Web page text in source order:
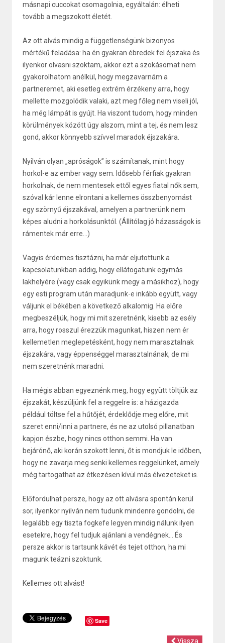
másnapi cuccokat csomagolnia, egyáltalán: élheti
tovább a megszokott életét.
Az ott alvás mindig a függetlenségünk bizonyos
mértékű feladása: ha én gyakran ébredek fel éjszaka és
ilyenkor olvasni szoktam, akkor ezt a szokásomat nem
gyakorolhatom anélkül, hogy megzavarnám a
partneremet, aki esetleg extrém érzékeny arra, hogy
mellette mozgolódik valaki, azt meg főleg nem viseli jól,
ha még lámpát is gyújt. Ha viszont tudom, hogy minden
körülmények között úgy alszom, mint a tej, és nem lesz
gond, akkor könnyebb szívvel maradok éjszakára.
Nyilván olyan „apróságok” is számítanak, mint hogy
horkol-e az ember vagy sem. Idősebb férfiak gyakran
horkolnak, de nem mentesek ettől egyes fiatal nők sem,
szóval kár lenne elrontani a kellemes összbenyomást
egy szörnyű éjszakával, amelyen a partnerünk nem
képes aludni a horkolásunktól. (Állítólag jó házasságok is
rámentek már erre...)
Vagyis érdemes tisztázni, ha már eljutottunk a
kapcsolatunkban addig, hogy ellátogatunk egymás
lakhelyére (vagy csak egyikünk megy a másikhoz), hogy
egy esti program után maradjunk-e inkább együtt, vagy
váljunk el békében a következő alkalomig. Ha előre
megbeszéljük, hogy mi mit szeretnénk, kisebb az esély
arra, hogy rosszul érezzük magunkat, hiszen nem ér
kellemetlen meglepetésként, hogy nem marasztalnak
éjszakára, vagy éppenséggel marasztalnának, de mi
nem szeretnénk maradni.
Ha mégis abban egyeznénk meg, hogy együtt töltjük az
éjszakát, készüljünk fel a reggelre is: a házigazda
például töltse fel a hűtőjét, érdeklődje meg előre, mit
szeret enni/inni a partnere, és ne az utolsó pillanatban
kapjon észbe, hogy nincs otthon semmi. Ha van
bejárónő, aki korán szokott lenni, őt is mondjuk le időben,
hogy ne zavarja meg senki kellemes reggelünket, amely
még tartogathat az étkezésen kívül más élvezeteket is.
Előfordulhat persze, hogy az ott alvásra spontán kerül
sor, ilyenkor nyilván nem tudunk mindenre gondolni, de
legalább egy tiszta fogkefe legyen mindig nálunk ilyen
esetekre, hogy fel tudjuk ajánlani a vendégnek… És
persze akkor is tartsunk kávét és tejet otthon, ha mi
magunk teázni szoktunk.
Kellemes ott alvást!
Save
Vissza